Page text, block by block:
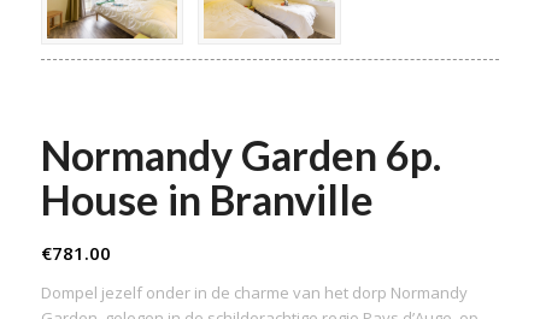
Normandy Garden 6p.
House in Branville
€781.00
Dompel jezelf onder in de charme van het dorp Normandy